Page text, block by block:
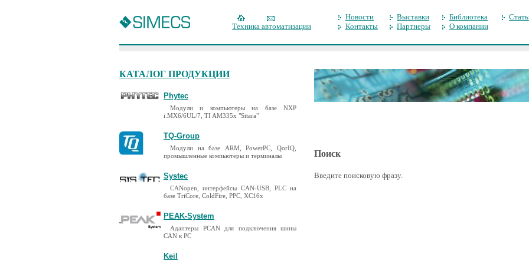
Техника автоматизации
Новости Выставки Библиотека
Контакты
Партнеры О компании
КАТАЛОГ ПРОДУКЦИИ
Phytec
Модули и компьютеры на базе NXP
i.MX6/6UL/7, TI AM335x "Sitara"
TQ-Group
Модули на базе ARM, PowerPC, QorIQ,
промышленные компьютеры и терминалы
Systec
CANopen, интерфейсы CAN-USB, PLC на
базе TriCore, ColdFire, PPC, XC16x
PEAK-System
Адаптеры PCAN для подключения шины
CAN к PC
Keil
Поиск
Введите поисковую фразу.